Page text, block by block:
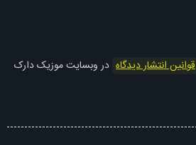
قوانین انتشار دیدگاه در وبسایت موزیک دارک